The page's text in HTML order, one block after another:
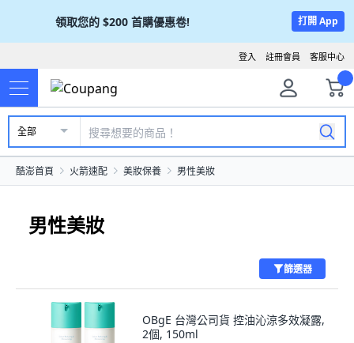
領取您的 $200 首購優惠卷! 打開 App
客服中心
註冊會員
登入
全部
酷澎首頁 火箭速配 美妝保養 男性美妝
男性美妝
篩選器
OBgE 台灣公司貨 控油沁涼多效凝露,
2個, 150ml